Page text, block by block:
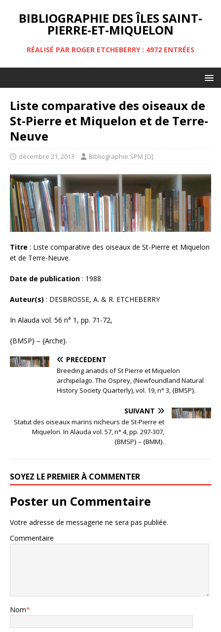
BIBLIOGRAPHIE DES ÎLES SAINT-
PIERRE-ET-MIQUELON
RÉALISÉ PAR ROGER ETCHEBERRY : 4972 ENTRÉES
Liste comparative des oiseaux de
St-Pierre et Miquelon et de Terre-
Neuve
décembre 21, 2013 Bibliographie SPM [O]
Titre : Liste comparative des oiseaux de St-Pierre et Miquelon
et de Terre-Neuve.
Date de publication : 1988
Auteur(s) : DESBROSSE, A. & R. ETCHEBERRY
In Alauda vol. 56 n° 1, pp. 71-72,
{BMSP} – {Arche}.
PRÉCÉDENT
Breeding anatids of St Pierre et Miquelon
archipelago. The Osprey, (Newfoundland Natural
History Society Quarterly), vol. 19, n° 3, {BMSP}.
SUIVANT
Statut des oiseaux marins nicheurs de St-Pierre et
Miquelon. In Alauda vol. 57, n° 4, pp. 297-307,
{BMSP} – {BMM}.
SOYEZ LE PREMIER À COMMENTER
Poster un Commentaire
Votre adresse de messagerie ne sera pas publiée.
Commentaire
Nom*